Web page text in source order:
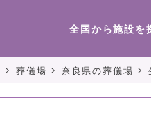
全国から施設を
>葬儀場 > 奈良県の葬儀場 >